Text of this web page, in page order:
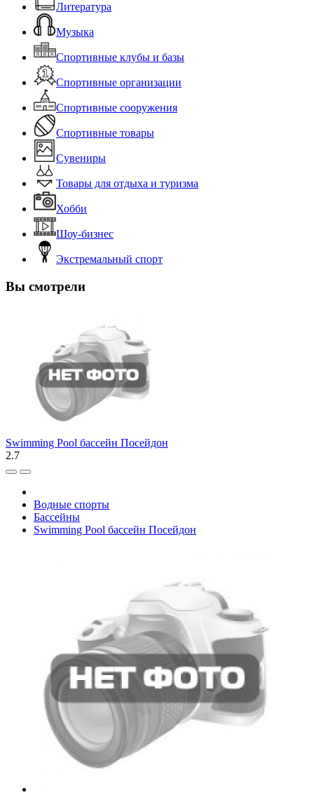
Литература
Музыка
Спортивные клубы и базы
Спортивные организации
Спортивные сооружения
Спортивные товары
Сувениры
Товары для отдыха и туризма
Хобби
Шоу-бизнес
Экстремальный спорт
Вы смотрели
Swimming Pool бассейн Посейдон
2.7
Водные спорты
Бассейны
Swimming Pool бассейн Посейдон